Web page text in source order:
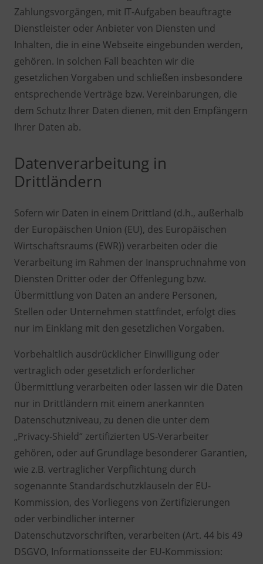
Zahlungsvorgängen, mit IT-Aufgaben beauftragte
Dienstleister oder Anbieter von Diensten und
Inhalten, die in eine Webseite eingebunden werden,
gehören. In solchen Fall beachten wir die
gesetzlichen Vorgaben und schließen insbesondere
entsprechende Verträge bzw. Vereinbarungen, die
dem Schutz Ihrer Daten dienen, mit den Empfängern
Ihrer Daten ab.
Datenverarbeitung in
Drittländern
Sofern wir Daten in einem Drittland (d.h., außerhalb
der Europäischen Union (EU), des Europäischen
Wirtschaftsraums (EWR)) verarbeiten oder die
Verarbeitung im Rahmen der Inanspruchnahme von
Diensten Dritter oder der Offenlegung bzw.
Übermittlung von Daten an andere Personen,
Stellen oder Unternehmen stattfindet, erfolgt dies
nur im Einklang mit den gesetzlichen Vorgaben.
Vorbehaltlich ausdrücklicher Einwilligung oder
vertraglich oder gesetzlich erforderlicher
Übermittlung verarbeiten oder lassen wir die Daten
nur in Drittländern mit einem anerkannten
Datenschutzniveau, zu denen die unter dem
„Privacy-Shield“ zertifizierten US-Verarbeiter
gehören, oder auf Grundlage besonderer Garantien,
wie z.B. vertraglicher Verpflichtung durch
sogenannte Standardschutzklauseln der EU-
Kommission, des Vorliegens von Zertifizierungen
oder verbindlicher interner
Datenschutzvorschriften, verarbeiten (Art. 44 bis 49
DSGVO, Informationsseite der EU-Kommission: